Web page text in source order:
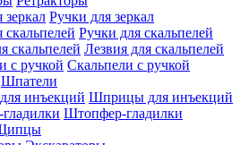
Ручки для зеркал
Ручки для скальпелей
Лезвия для скальпелей
Скальпели с ручкой
Шпатели
Шприцы для инъекций
Штопфер-гладилки